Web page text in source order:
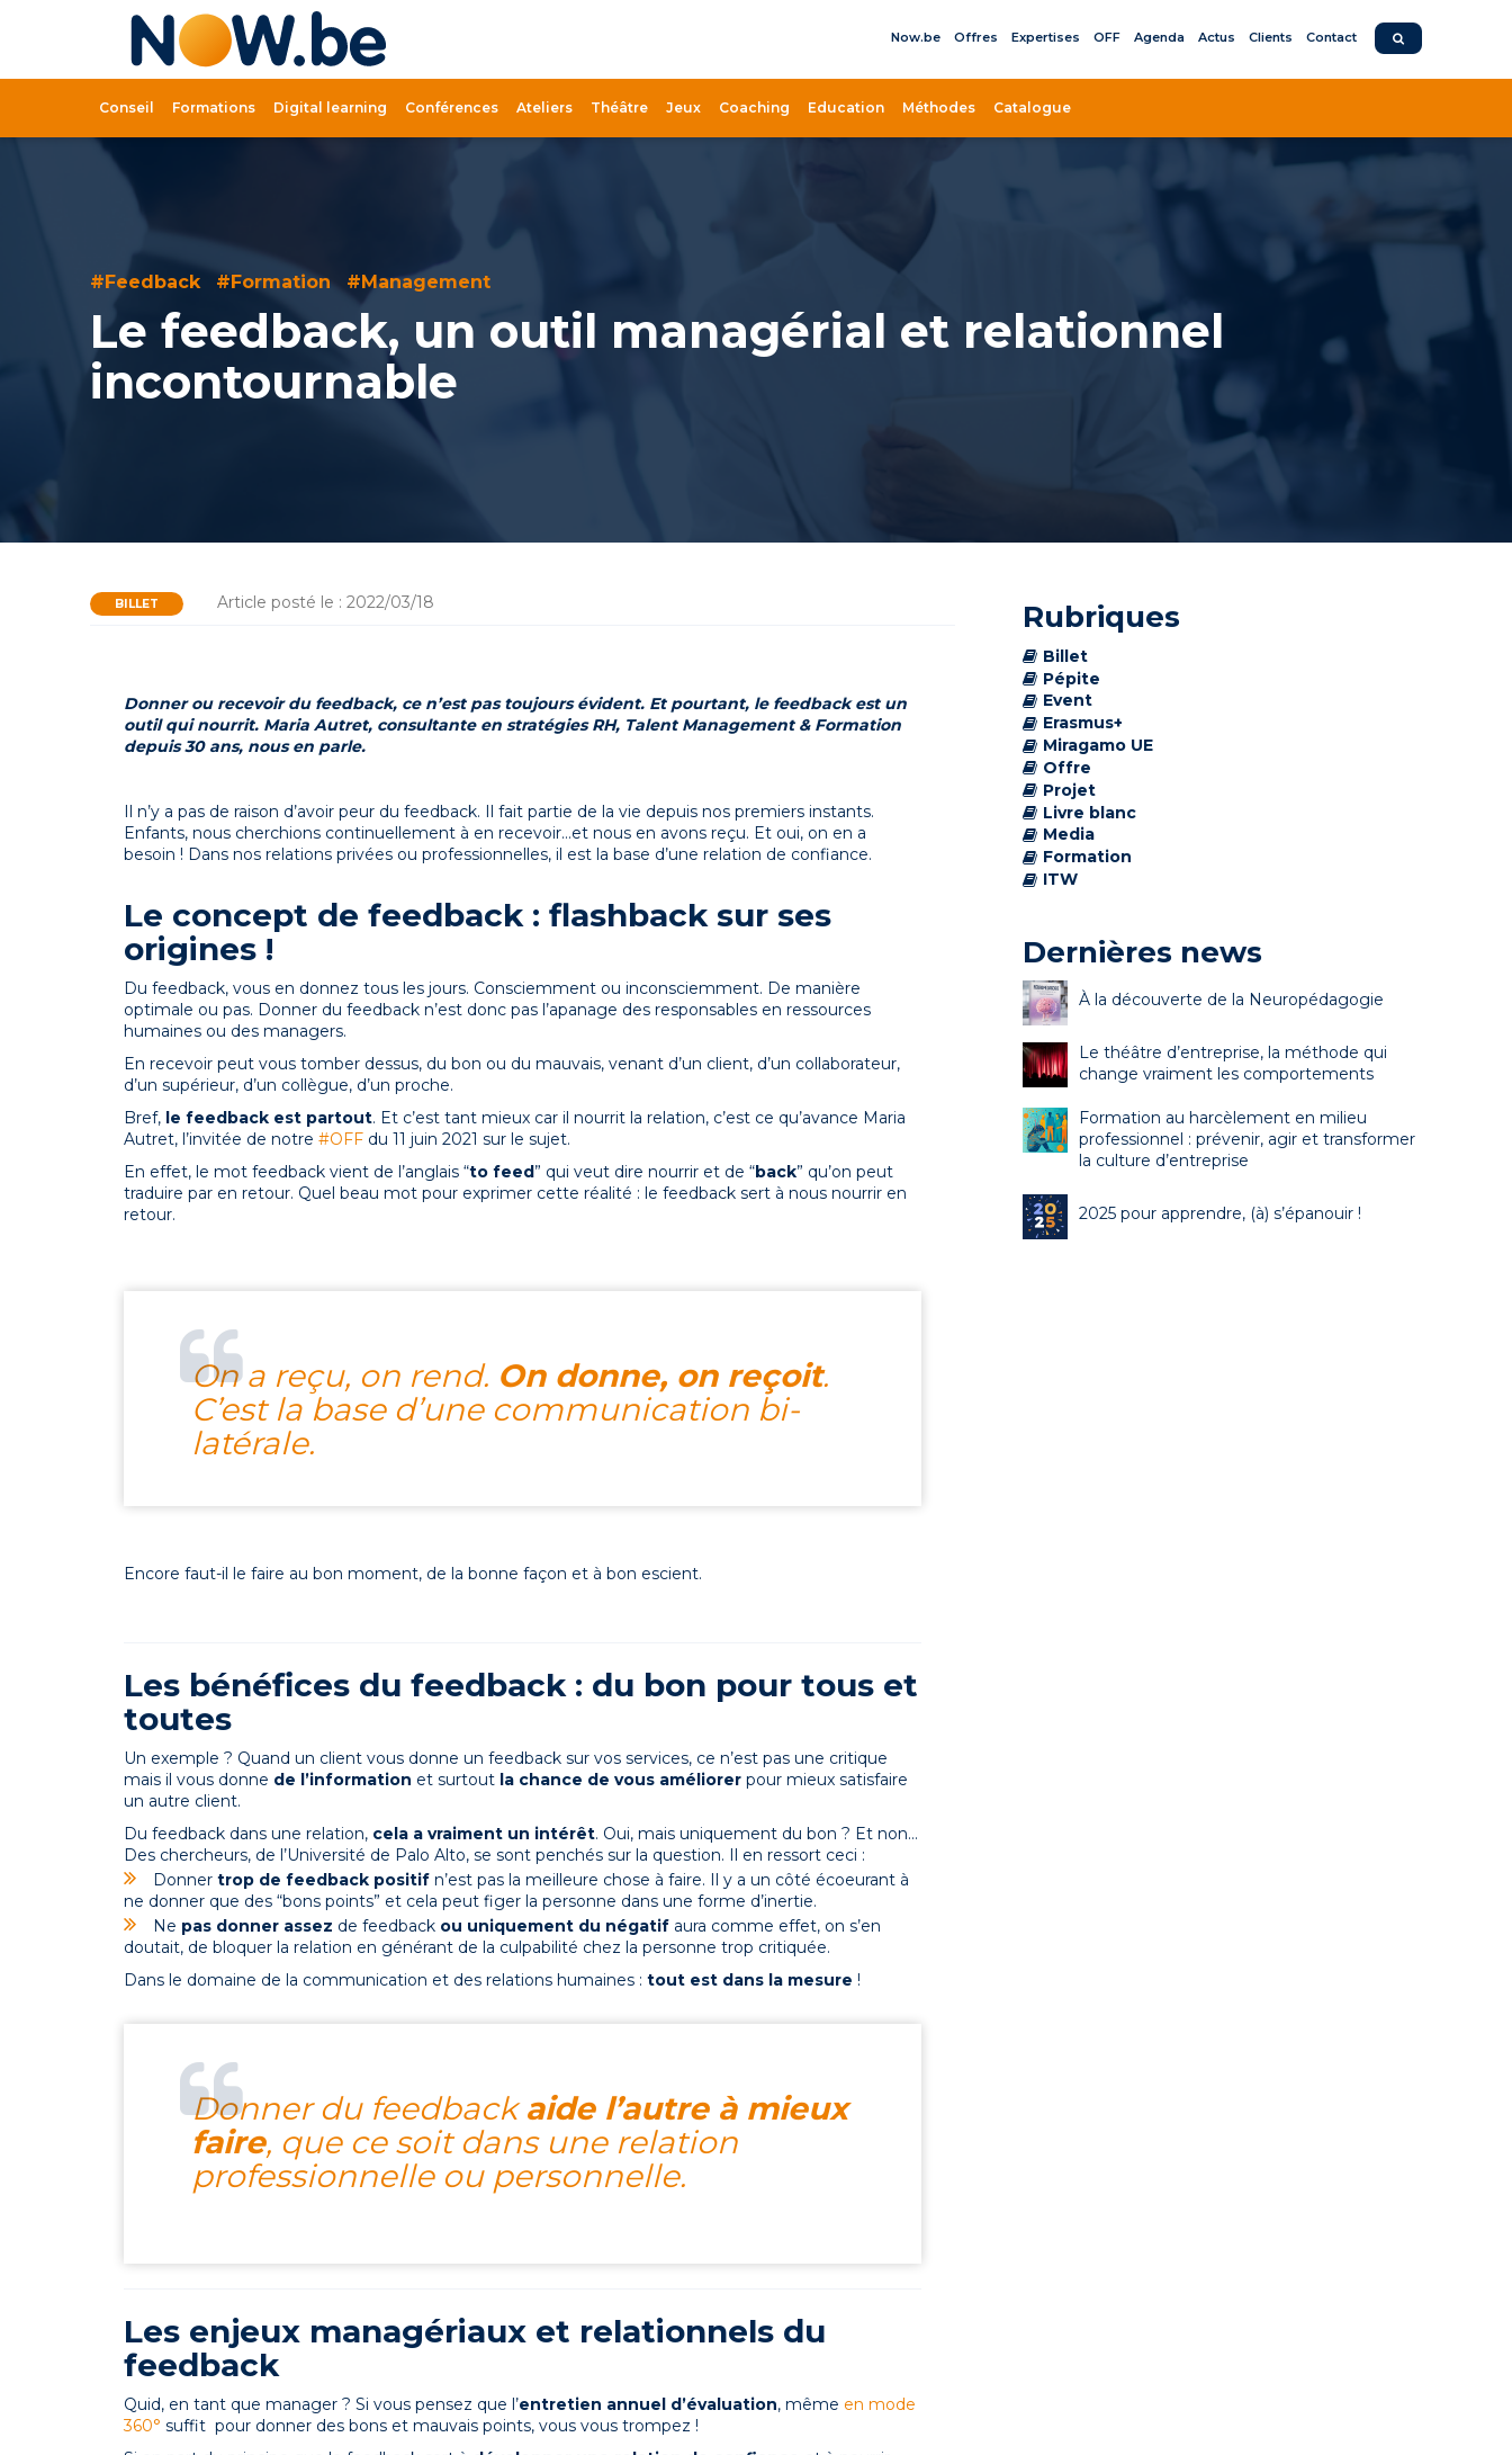
d'accueil
Now.be Offres Expertises OFF Agenda Actus Clients Contact
Conseil Formations Digital learning Conférences Ateliers Théâtre Jeux Coaching Education Méthodes Catalogue
#Feedback #Formation #Management
Le feedback, un outil managérial et relationnel
incontournable
BILLET Article posté le : 2022/03/18
Donner ou recevoir du feedback, ce n’est pas toujours évident. Et pourtant, le feedback est un
outil qui nourrit. Maria Autret, consultante en stratégies RH, Talent Management & Formation
depuis 30 ans, nous en parle.
Il n’y a pas de raison d’avoir peur du feedback. Il fait partie de la vie depuis nos premiers instants.
Enfants, nous cherchions continuellement à en recevoir…et nous en avons reçu. Et oui, on en a
besoin ! Dans nos relations privées ou professionnelles, il est la base d’une relation de confiance.
Le concept de feedback : flashback sur ses
origines !
Du feedback, vous en donnez tous les jours. Consciemment ou inconsciemment. De manière
optimale ou pas. Donner du feedback n’est donc pas l’apanage des responsables en ressources
humaines ou des managers.
En recevoir peut vous tomber dessus, du bon ou du mauvais, venant d’un client, d’un collaborateur,
d’un supérieur, d’un collègue, d’un proche.
Bref, le feedback est partout. Et c’est tant mieux car il nourrit la relation, c’est ce qu’avance Maria
Autret, l’invitée de notre #OFF du 11 juin 2021 sur le sujet.
En effet, le mot feedback vient de l’anglais “to feed” qui veut dire nourrir et de “back” qu’on peut
traduire par en retour. Quel beau mot pour exprimer cette réalité : le feedback sert à nous nourrir en
retour.
On a reçu, on rend. On donne, on reçoit.
C’est la base d’une communication bi-
latérale.
Encore faut-il le faire au bon moment, de la bonne façon et à bon escient.
Les bénéfices du feedback : du bon pour tous et
toutes
Un exemple ? Quand un client vous donne un feedback sur vos services, ce n’est pas une critique
mais il vous donne de l’information et surtout la chance de vous améliorer pour mieux satisfaire
un autre client.
Du feedback dans une relation, cela a vraiment un intérêt. Oui, mais uniquement du bon ? Et non…
Des chercheurs, de l’Université de Palo Alto, se sont penchés sur la question. Il en ressort ceci :
Donner trop de feedback positif n’est pas la meilleure chose à faire. Il y a un côté écoeurant à
ne donner que des “bons points” et cela peut figer la personne dans une forme d’inertie.
Ne pas donner assez de feedback ou uniquement du négatif aura comme effet, on s’en
doutait, de bloquer la relation en générant de la culpabilité chez la personne trop critiquée.
Dans le domaine de la communication et des relations humaines : tout est dans la mesure !
Donner du feedbackaide l’autre à mieux
faire, que ce soit dans une relation
professionnelle ou personnelle.
Les enjeux managériaux et relationnels du
feedback
Quid, en tant que manager ? Si vous pensez que l’entretien annuel d’évaluation, même en mode
360° suffit pour donner des bons et mauvais points, vous vous trompez !
Rubriques
Billet
Pépite
Event
Erasmus+
Miragamo UE
Offre
Projet
Livre blanc
Media
Formation
ITW
Dernières news
À la découverte de la Neuropédagogie
Le théâtre d’entreprise, la méthode qui
change vraiment les comportements
Formation au harcèlement en milieu
professionnel : prévenir, agir et transformer
la culture d’entreprise
2025 pour apprendre, (à) s’épanouir !